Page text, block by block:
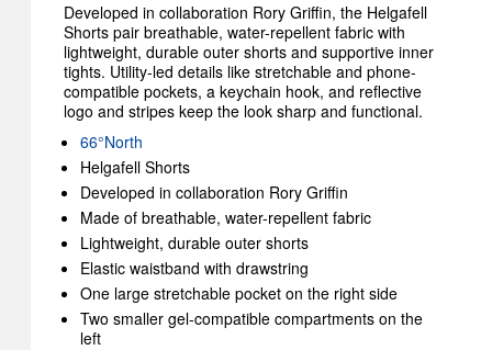
Developed in collaboration Rory Griffin, the Helgafell
Shorts pair breathable, water-repellent fabric with
lightweight, durable outer shorts and supportive inner
tights. Utility-led details like stretchable and phone-
compatible pockets, a keychain hook, and reflective
logo and stripes keep the look sharp and functional.
66°North
Helgafell Shorts
Developed in collaboration Rory Griffin
Made of breathable, water-repellent fabric
Lightweight, durable outer shorts
Elastic waistband with drawstring
One large stretchable pocket on the right side
Two smaller gel-compatible compartments on the
left